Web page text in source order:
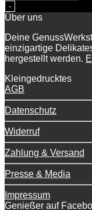
Über uns
Deine
einzigartige
hergestellt werden.
Kleingedrucktes
AGB
Datenschutz
Widerruf
Zahlung & Versand
Presse & Media
Impressum
Genießer auf